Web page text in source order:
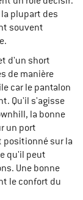
plupart des
souvent
d'un short
de manière
car le pantalon
Qu'il s'agisse
la bonne
un port
positionné sur la
qu'il peut
Une bonne
le confort du